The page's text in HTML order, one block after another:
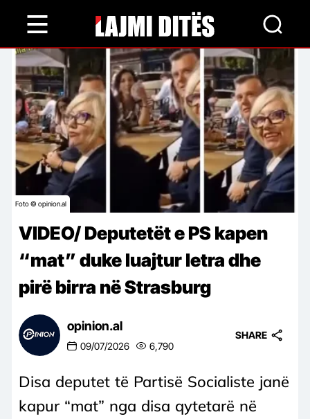
content
Foto © opinion.al
VIDEO/ Deputetët e PS kapen
“mat” duke luajtur letra dhe
pirë birra në Strasburg
opinion.al
09/07/2026 6,790
SHARE
Disa deputet të Partisë Socialiste janë
kapur “mat” nga disa qytetarë në